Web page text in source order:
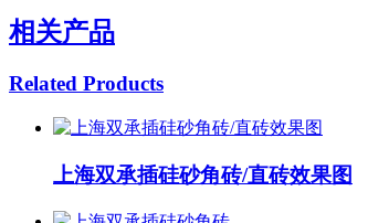
相关产品
Related Products
上海双承插硅砂角砖/直砖效果图